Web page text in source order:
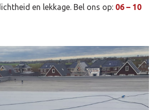
en lekkage. Bel ons op: 06 – 10